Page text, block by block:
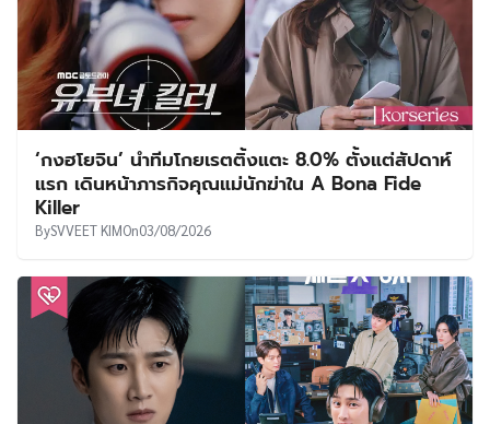
‘กงฮโยจิน’ นำทีมโกยเรตติ้งแตะ 8.0% ตั้งแต่สัปดาห์
แรก เดินหน้าภารกิจคุณแม่นักฆ่าใน A Bona Fide
Killer
BySVVEET KIMOn03/08/2026